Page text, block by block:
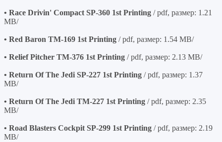
• Race Drivin' Compact SP-360 1st Printing / pdf, размер: 1.21
MB/
• Red Baron TM-169 1st Printing / pdf, размер: 1.54 MB/
• Relief Pitcher TM-376 1st Printing / pdf, размер: 2.13 MB/
• Return Of The Jedi SP-227 1st Printing / pdf, размер: 1.37
MB/
• Return Of The Jedi TM-227 1st Printing / pdf, размер: 2.35
MB/
• Road Blasters Cockpit SP-299 1st Printing / pdf, размер: 2.19
MB/